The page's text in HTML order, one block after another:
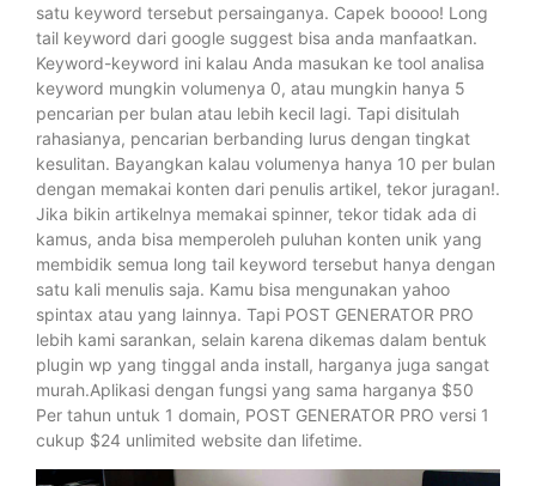
satu keyword tersebut persainganya. Capek boooo! Long
tail keyword dari google suggest bisa anda manfaatkan.
Keyword-keyword ini kalau Anda masukan ke tool analisa
keyword mungkin volumenya 0, atau mungkin hanya 5
pencarian per bulan atau lebih kecil lagi. Tapi disitulah
rahasianya, pencarian berbanding lurus dengan tingkat
kesulitan. Bayangkan kalau volumenya hanya 10 per bulan
dengan memakai konten dari penulis artikel, tekor juragan!.
Jika bikin artikelnya memakai spinner, tekor tidak ada di
kamus, anda bisa memperoleh puluhan konten unik yang
membidik semua long tail keyword tersebut hanya dengan
satu kali menulis saja. Kamu bisa mengunakan yahoo
spintax atau yang lainnya. Tapi POST GENERATOR PRO
lebih kami sarankan, selain karena dikemas dalam bentuk
plugin wp yang tinggal anda install, harganya juga sangat
murah.Aplikasi dengan fungsi yang sama harganya $50
Per tahun untuk 1 domain, POST GENERATOR PRO versi 1
cukup $24 unlimited website dan lifetime.